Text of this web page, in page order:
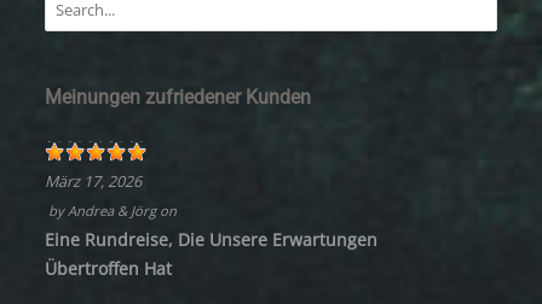
Meinungen zufriedener Kunden
März 17, 2026
byAndrea & Jörgon
Eine Rundreise, Die Unsere Erwartungen
Übertroffen Hat